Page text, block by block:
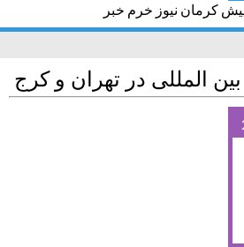
المللی در تهران و کرج